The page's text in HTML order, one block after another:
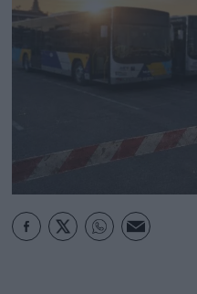
ΚΑΡΑΜΠΟΛΕΣ